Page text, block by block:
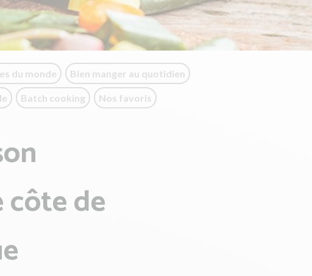
du monde Bien manger au quotidien
Batch cooking Nos favoris
de